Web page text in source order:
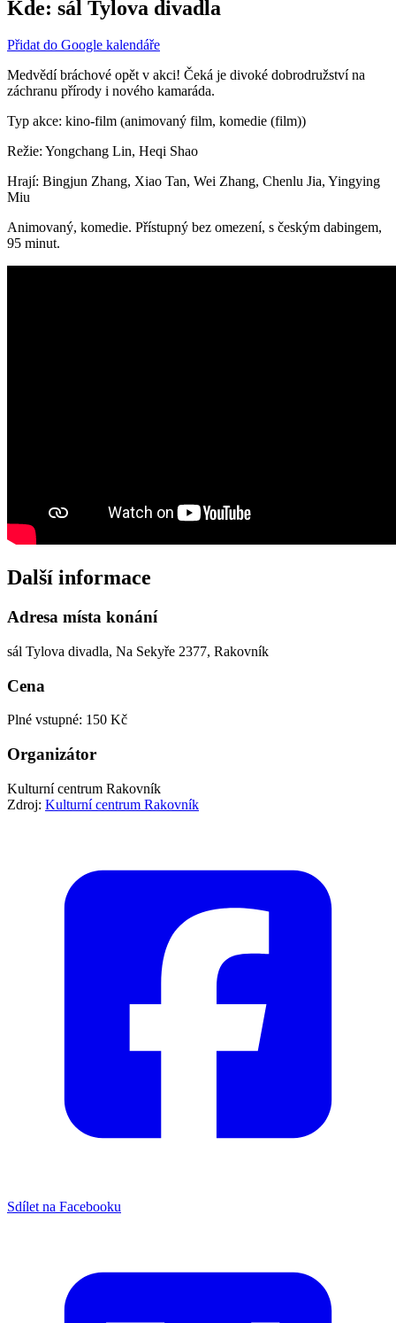
Kde: sál Tylova divadla
Přidat do Google kalendáře
Medvědí bráchové opět v akci! Čeká je divoké dobrodružství na
záchranu přírody i nového kamaráda.
Typ akce: kino-film (animovaný film, komedie (film))
Režie: Yongchang Lin, Heqi Shao
Hrají: Bingjun Zhang, Xiao Tan, Wei Zhang, Chenlu Jia, Yingying
Miu
Animovaný, komedie. Přístupný bez omezení, s českým dabingem,
95 minut.
Další informace
Adresa místa konání
sál Tylova divadla, Na Sekyře 2377, Rakovník
Cena
Plné vstupné: 150 Kč
Organizátor
Kulturní centrum Rakovník
Zdroj: Kulturní centrum Rakovník
Sdílet na Facebooku